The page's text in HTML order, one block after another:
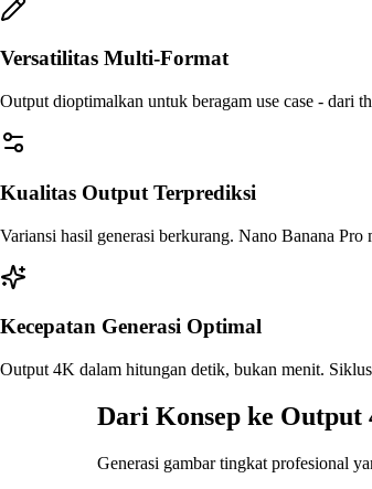
Versatilitas Multi-Format
Output dioptimalkan untuk beragam use case - dari
Kualitas Output Terprediksi
Variansi hasil generasi berkurang. Nano Banana
Kecepatan Generasi Optimal
Output 4K dalam hitungan detik, bukan menit.
Dari Konsep ke
Generasi gambar tingkat profesional